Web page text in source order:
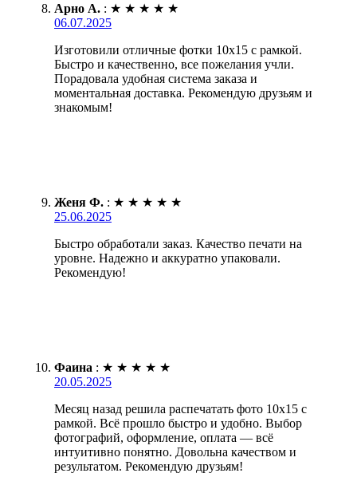
Арно А. : ★ ★ ★ ★ ★
06.07.2025
Изготовили отличные фотки 10х15 с рамкой.
Быстро и качественно, все пожелания учли.
Порадовала удобная система заказа и
моментальная доставка. Рекомендую друзьям и
знакомым!
Женя Ф. : ★ ★ ★ ★ ★
25.06.2025
Быстро обработали заказ. Качество печати на
уровне. Надежно и аккуратно упаковали.
Рекомендую!
Фаина : ★ ★ ★ ★ ★
20.05.2025
Месяц назад решила распечатать фото 10х15 с
рамкой. Всё прошло быстро и удобно. Выбор
фотографий, оформление, оплата — всё
интуитивно понятно. Довольна качеством и
результатом. Рекомендую друзьям!